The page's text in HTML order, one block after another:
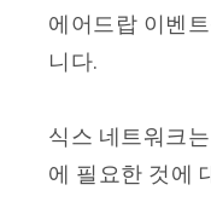
에어드랍 이벤
니다.
식스 네트워크
에 필요한 것에